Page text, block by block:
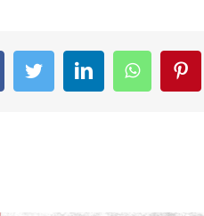
FacebookTwitterLinkedIn